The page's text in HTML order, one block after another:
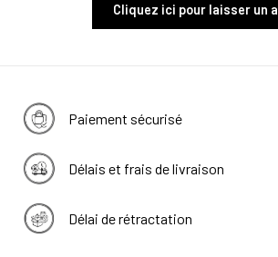
Cliquez ici pour laisser un
Paiement sécurisé
Délais et frais de livraison
Délai de rétractation